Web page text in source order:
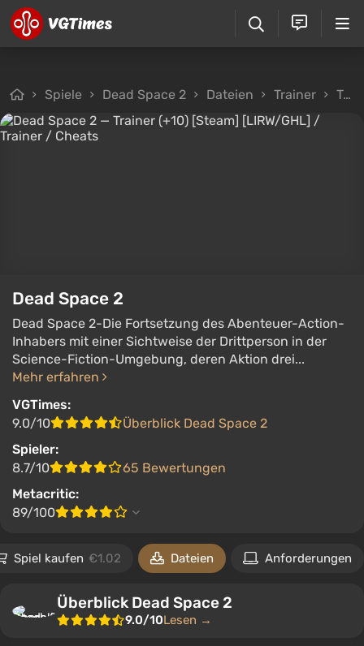
Spiele Dead Space 2 Dateien Trainer Trainer (+10) [Steam] [LIRW/GHL]
Dead Space 2
Dead Space 2-Die Fortsetzung des Abenteuer-Action-
Inhabers mit einer Sichtweise der Drittperson in der
Science-Fiction-Umgebung, deren Aktion drei...
Mehr erfahren
VGTimes:
9.0/10
Überblick Dead Space 2
Spieler:
8.7/10
65 Bewertungen
Metacritic:
89/100
Spiel kaufen €1.02 Dateien Anforderungen
Überblick Dead Space 2
9.0/10Lesen →